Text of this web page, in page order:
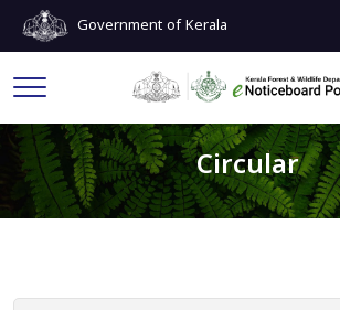
Government of Kerala
Circular